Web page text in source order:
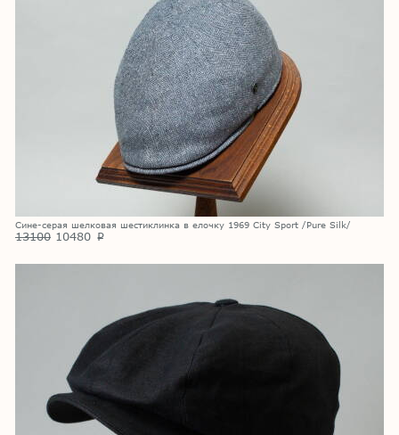
Сине-серая шелковая шестиклинка в елочку 1969 City Sport /Pure Silk/
13100 10480 p